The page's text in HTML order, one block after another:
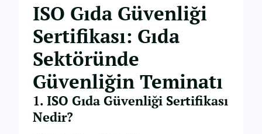
ISO Gıda Güvenliği
Sertifikası: Gıda
Sektöründe
Güvenliğin Teminatı
1. ISO Gıda Güvenliği Sertifikası
Nedir?